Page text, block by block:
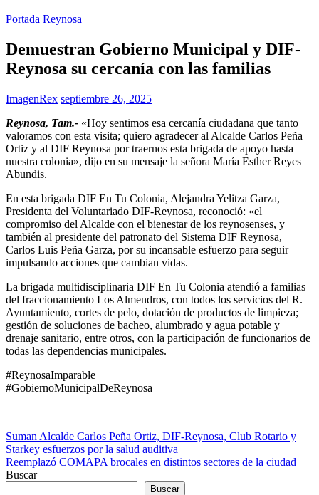
Portada Reynosa
Demuestran Gobierno Municipal y DIF-
Reynosa su cercanía con las familias
ImagenRex septiembre 26, 2025
Reynosa, Tam.- «Hoy sentimos esa cercanía ciudadana que tanto
valoramos con esta visita; quiero agradecer al Alcalde Carlos Peña
Ortiz y al DIF Reynosa por traernos esta brigada de apoyo hasta
nuestra colonia», dijo en su mensaje la señora María Esther Reyes
Abundis.
En esta brigada DIF En Tu Colonia, Alejandra Yelitza Garza,
Presidenta del Voluntariado DIF-Reynosa, reconoció: «el
compromiso del Alcalde con el bienestar de los reynosenses, y
también al presidente del patronato del Sistema DIF Reynosa,
Carlos Luis Peña Garza, por su incansable esfuerzo para seguir
impulsando acciones que cambian vidas.
La brigada multidisciplinaria DIF En Tu Colonia atendió a familias
del fraccionamiento Los Almendros, con todos los servicios del R.
Ayuntamiento, cortes de pelo, dotación de productos de limpieza;
gestión de soluciones de bacheo, alumbrado y agua potable y
drenaje sanitario, entre otros, con la participación de funcionarios de
todas las dependencias municipales.
#ReynosaImparable
#GobiernoMunicipalDeReynosa
Navegación
de
entradas
Suman Alcalde Carlos Peña Ortiz, DIF-Reynosa, Club Rotario y
Starkey esfuerzos por la salud auditiva
Reemplazó COMAPA brocales en distintos sectores de la ciudad
Buscar
Buscar